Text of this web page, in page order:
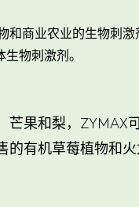
和商业农业的生物刺
物刺激剂。
芒果和梨，ZYMAX
有机草莓植物和火